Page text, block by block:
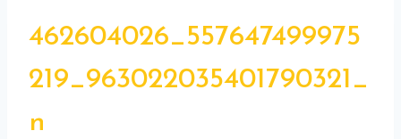
462604026_557647499975
219_963022035401790321_
n